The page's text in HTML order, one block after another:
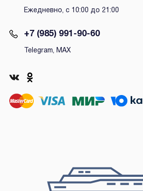
Ежедневно, с 10:00 до 21:00
+7 (985) 991-90-60
Telegram, MAX